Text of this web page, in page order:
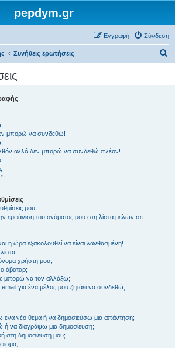
pepdym.gr
Σύνδεση
Εγγραφή
Συνήθεις ερωτήσεις
μπορώ να συνδεθώ!
αλλά δεν μπορώ να συνδεθώ πλέον!
μου;
του ονόματος μου στη λίστα μελών σε
η ώρα εξακολουθεί να είναι λανθασμένη!
όνομα χρήστη μου;
άβαταρ;
μπορώ να τον αλλάξω;
για ένα μέλος μου ζητάει να συνδεθώ;
νέο θέμα ή να δημοσιεύσω μια απάντηση;
να διαγράψω μια δημοσίευση;
στη δημοσίευση μου;